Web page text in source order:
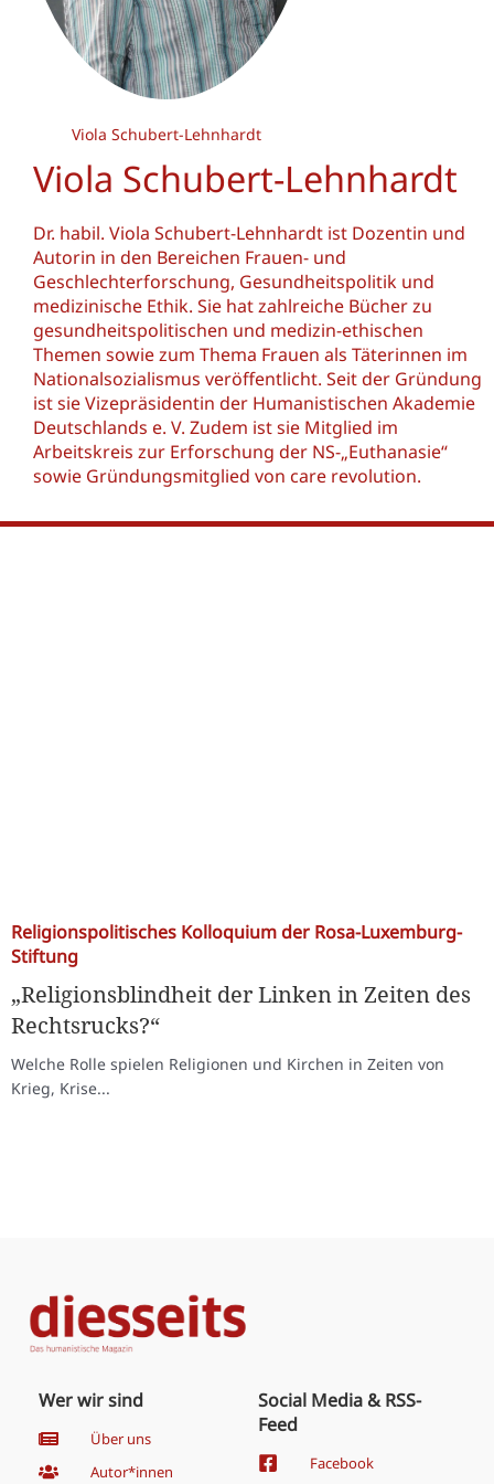
Viola Schubert-Lehnhardt
Viola Schubert-Lehnhardt
Dr. habil. Viola Schubert-Lehnhardt ist Dozentin und
Autorin in den Bereichen Frauen- und
Geschlechterforschung, Gesundheitspolitik und
medizinische Ethik. Sie hat zahlreiche Bücher zu
gesundheitspolitischen und medizin-ethischen
Themen sowie zum Thema Frauen als Täterinnen im
Nationalsozialismus veröffentlicht. Seit der Gründung
ist sie Vizepräsidentin der Humanistischen Akademie
Deutschlands e. V. Zudem ist sie Mitglied im
Arbeitskreis zur Erforschung der NS-„Euthanasie“
sowie Gründungsmitglied von care revolution.
Religionspolitisches Kolloquium der Rosa-Luxemburg-
Stiftung
„Religionsblindheit der Linken in Zeiten des
Rechtsrucks?“
Welche Rolle spielen Religionen und Kirchen in Zeiten von
Krieg, Krise...
Wer wir sind
Über uns
Autor*innen
Social Media & RSS-
Feed
Facebook